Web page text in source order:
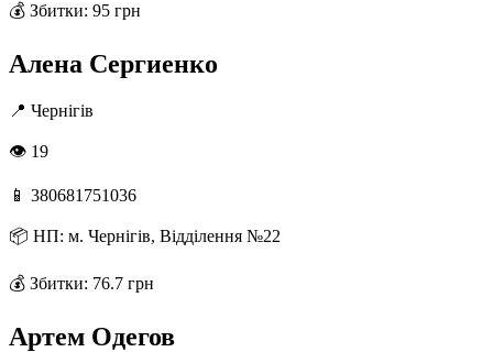
💰 Збитки: 95 грн
Алена Сергиенко
📍 Чернігів
👁 19
📱 380681751036
📦 НП: м. Чернігів, Відділення №22
💰 Збитки: 76.7 грн
Артем Одегов